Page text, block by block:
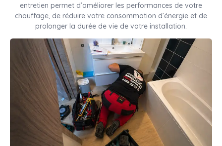
entretien permet d’améliorer les performances de votre
chauffage, de réduire votre consommation d’énergie et de
prolonger la durée de vie de votre installation.